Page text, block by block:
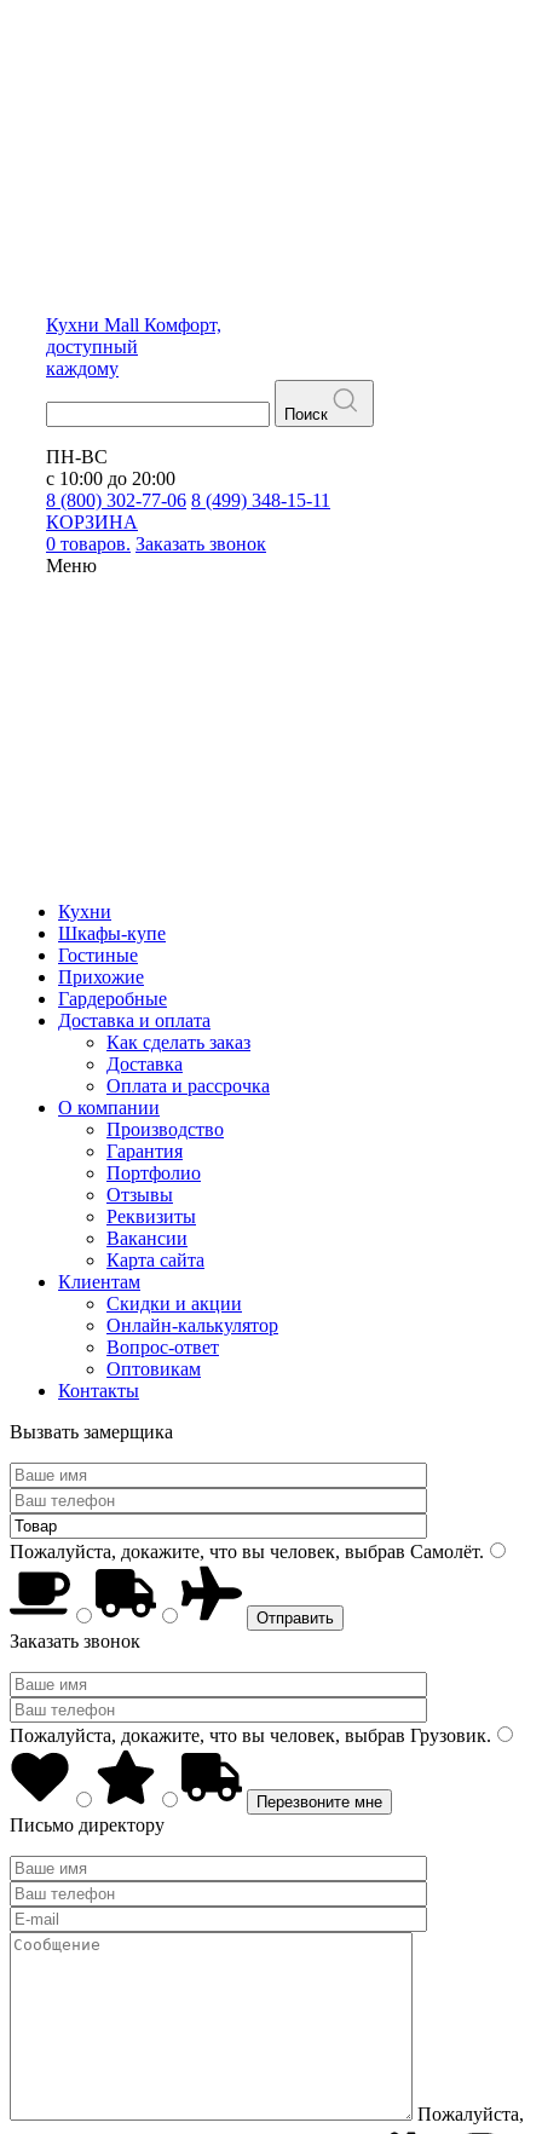
Кухни Mall Комфорт,
доступный
каждому
Поиск
ПН-ВС
с 10:00 до 20:00
8 (800) 302-77-06 8 (499) 348-15-11
КОРЗИНА
0 товаров. Заказать звонок
Меню
Кухни
Шкафы-купе
Гостиные
Прихожие
Гардеробные
Доставка и оплата
Как сделать заказ
Доставка
Оплата и рассрочка
О компании
Производство
Гарантия
Портфолио
Отзывы
Реквизиты
Вакансии
Карта сайта
Клиентам
Скидки и акции
Онлайн-калькулятор
Вопрос-ответ
Оптовикам
Контакты
Вызвать замерщика
Пожалуйста, докажите, что вы человек, выбрав Самолёт.
Заказать звонок
Пожалуйста, докажите, что вы человек, выбрав Грузовик.
Письмо директору
Пожалуйста,